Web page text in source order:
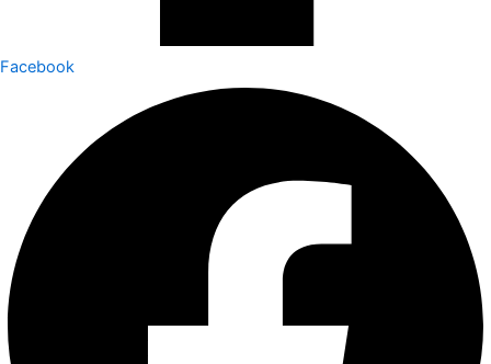
Facebook